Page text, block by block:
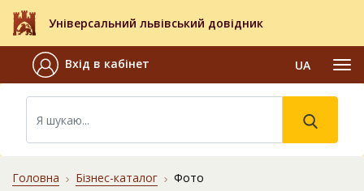
Універсальний львівський довідник
Вхід в кабінет UA
Головна Бізнес-каталог Фото